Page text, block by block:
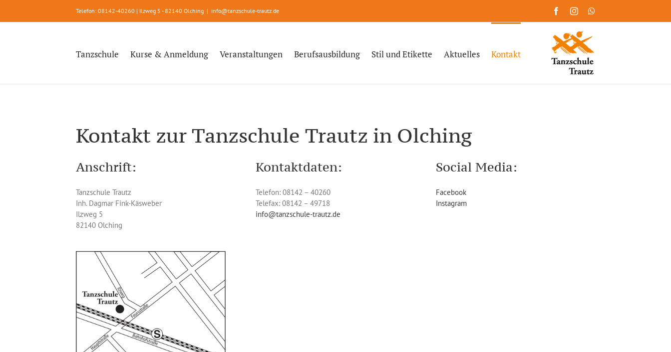
Telefon: 08142-40260 | Ilzweg 5 - 82140 Olching | info@tanzschule-trautz.de FacebookInstagram
Tanzschule Kurse & Anmeldung Veranstaltungen Berufsausbildung Stil und Etikette Aktuelles Kontakt
Kontakt zur Tanzschule Trautz in Olching
Anschrift:
Tanzschule Trautz
Inh. Dagmar Fink-Käsweber
Ilzweg 5
82140 Olching
Kontaktdaten:
Telefon: 08142 – 40260
Telefax: 08142 – 49718
info@tanzschule-trautz.de
Social Media:
Facebook
Instagram